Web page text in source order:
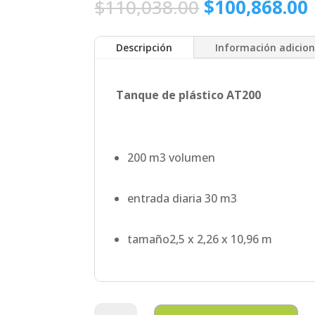
$110,038.00 El
precio
original
era:
$100,868.00
Descripción Información
Tanque de plástico AT200
200 m3 volumen
entrada diaria 30 m3
tamaño2,5 x 2,26 x 10,96 m